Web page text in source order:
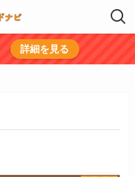
詳細を見る